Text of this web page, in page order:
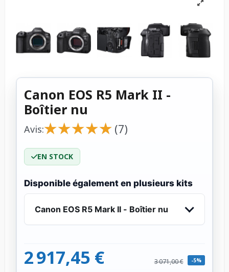
Canon EOS R5 Mark II -
Boîtier nu
Avis:★
★★
★★
★★
★★
★ (7)
EN STOCK
Disponible également en plusieurs kits
Canon EOS R5 Mark II - Boîtier nu
2 917,45 € 3 071,00 € -5%